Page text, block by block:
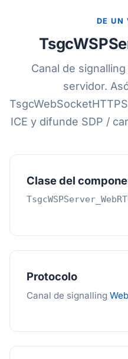
DE UN
Canal de
servidor.
ICE y difunde SDP /
Clase del
Protocolo
Canal de signalling